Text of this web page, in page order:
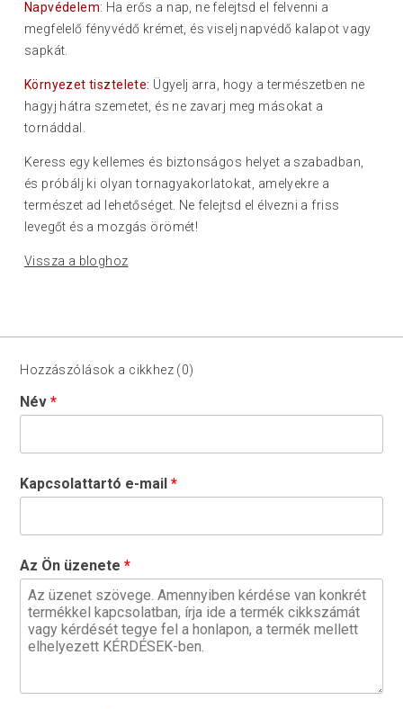
Napvédelem: Ha erős a nap, ne felejtsd el felvenni a
megfelelő fényvédő krémet, és viselj napvédő kalapot vagy
sapkát.
Környezet tisztelete: Ügyelj arra, hogy a természetben ne
hagyj hátra szemetet, és ne zavarj meg másokat a
tornáddal.
Keress egy kellemes és biztonságos helyet a szabadban,
és próbálj ki olyan tornagyakorlatokat, amelyekre a
természet ad lehetőséget. Ne felejtsd el élvezni a friss
levegőt és a mozgás örömét!
Vissza a bloghoz
Hozzászólások a cikkhez (0)
Név
Kapcsolattartó e-mail
Az Ön üzenete